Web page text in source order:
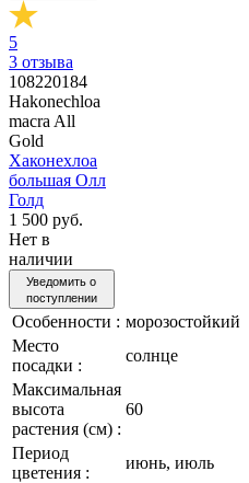
5
3 отзыва
108220184
Hakonechloa
macra All
Gold
Хаконехлоа
большая Олл
Голд
1 500 руб.
Нет в
наличии
Уведомить о
поступлении
Особенности : морозостойкий
Место
посадки :
солнце
Максимальная
высота
растения (см) :
60
Период
цветения :
июнь, июль